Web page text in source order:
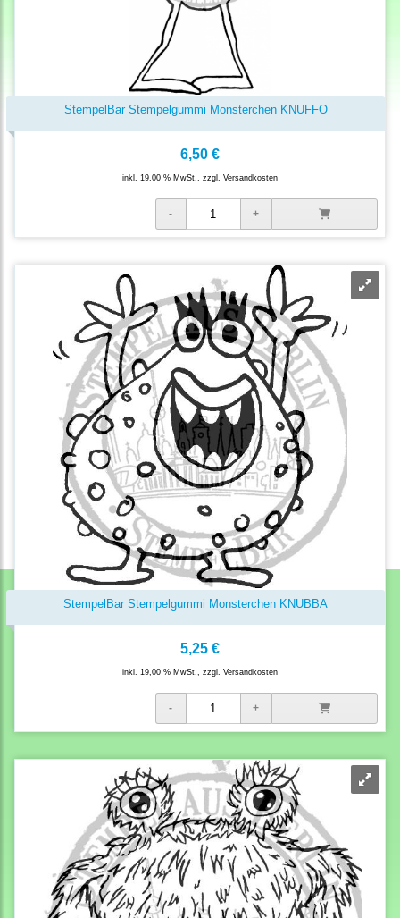
StempelBar Stempelgummi Monsterchen KNUFFO
6,50 €
inkl. 19,00 % MwSt., zzgl. Versandkosten
StempelBar Stempelgummi Monsterchen KNUBBA
5,25 €
inkl. 19,00 % MwSt., zzgl. Versandkosten